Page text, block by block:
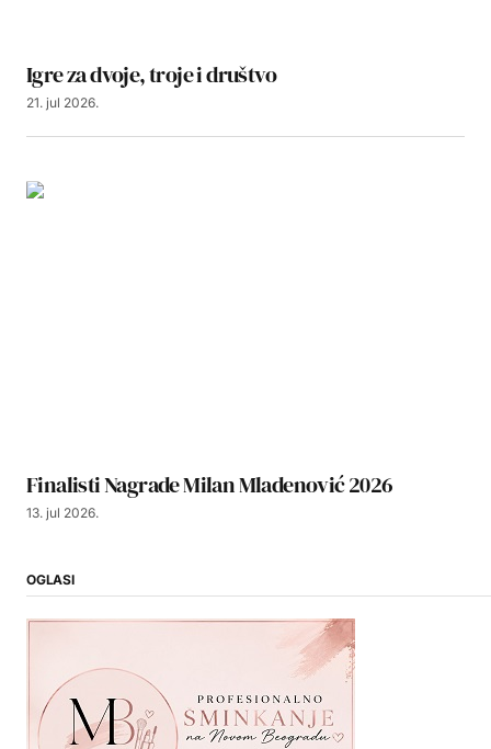
Igre za dvoje, troje i društvo
21. jul 2026.
Finalisti Nagrade Milan Mladenović 2026
13. jul 2026.
OGLASI